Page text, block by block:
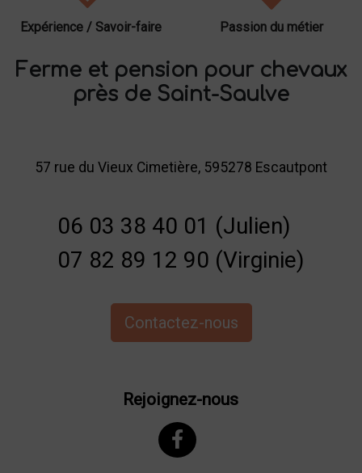
Expérience / Savoir-faire Passion du métier
Ferme et pension pour chevaux
près de Saint-Saulve
57 rue du Vieux Cimetière, 595278 Escautpont
06 03 38 40 01 (Julien)
07 82 89 12 90 (Virginie)
Contactez-nous
Rejoignez-nous